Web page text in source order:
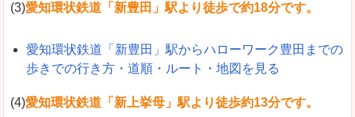
(3)愛知環状鉄道「新豊田」駅より徒歩で約18分です。
愛知環状鉄道「新豊田」駅からハローワーク豊田までの
歩きでの行き方・道順・ルート・地図を見る
(4)愛知環状鉄道「新上挙母」駅より徒歩約13分です。